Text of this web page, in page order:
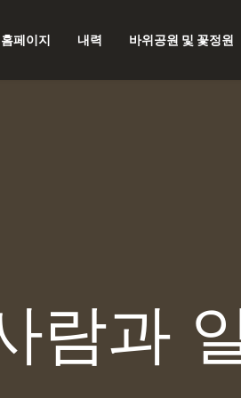
홈페이지 내력 바위공원 및 꽃정원
람과